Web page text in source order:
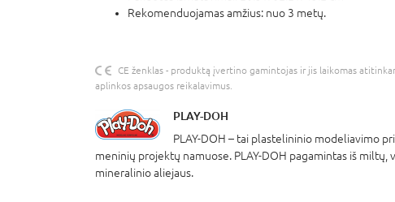
Rekomenduojamas amžius: nuo 3 metų.
CE ženklas - produktą įvertino gamintojas ir jis laikomas
aplinkos apsaugos reikalavimus.
PLAY-DOH
PLAY-DOH – tai plastelininio modeliavimo
meninių projektų namuose. PLAY-DOH pagamintas iš miltų,
mineralinio aliejaus.